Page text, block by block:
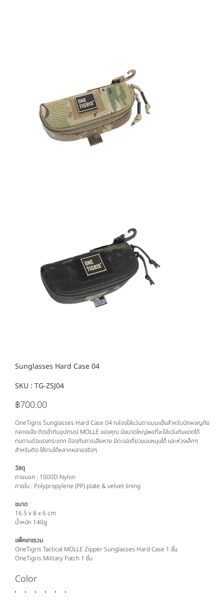
Sunglasses Hard Case 04
SKU : SKU
TG-
TG-ZSJ04
ราคา
฿700.00
OneTigris Sunglasses Hard Case 04 กล่องใส่แว่นตาแบบแข็งสำหรับนักผจญภัย
กลางแจ้ง ติดเข้ากับอุปกรณ์ MOLLE ของคุณ มีขนาดใหญ่พอที่จะใส่แว่นกันแดดได้
ทนทานต่อแรงกระแทก ป้องกันการเสียหาย มีตะขอเกี่ยวแบบหมุนได้ และห่วงเล็กๆ
สำหรับติด ใช้งานได้หลากหลายจริงๆ
วัสดุ
ภายนอก : 1000D Nylon
ภายใน : Polypropylene (PP) plate & velvet lining
ขนาด
16.5 x 8 x 6 cm
น้ำหนัก 140g
แพ็คเกจรวม
OneTigris Tactical MOLLE Zipper Sunglasses Hard Case 1 ชิ้น
OneTigris Military Patch 1 ชิ้น
Color